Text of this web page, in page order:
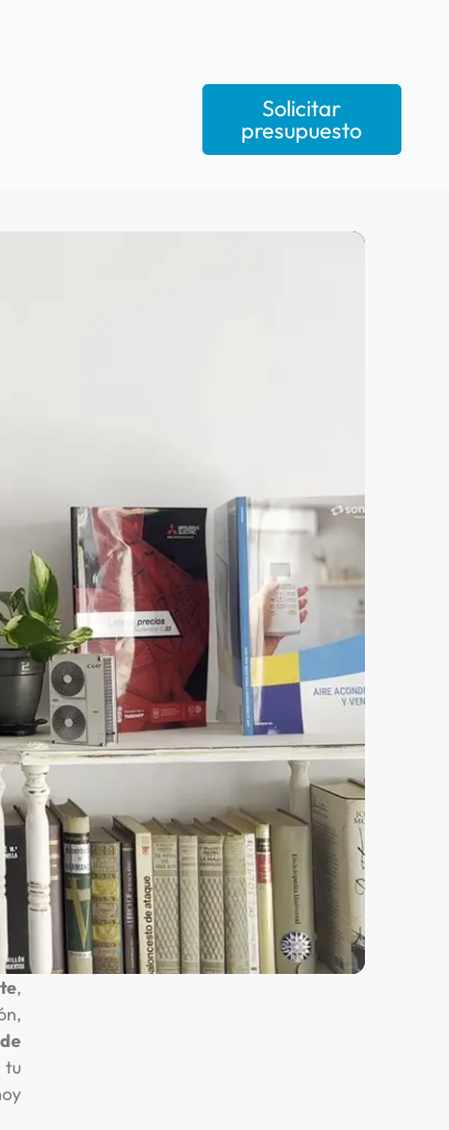
Solicitar
presupuesto
,
tu